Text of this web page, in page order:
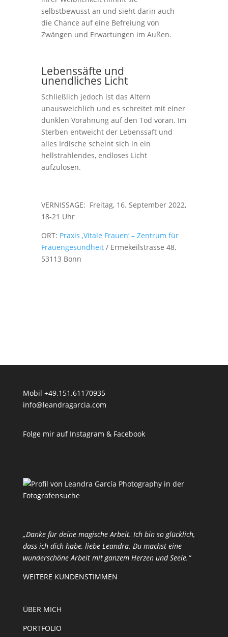
selbstbewusst an und sieht darin auch
die Chance auf eine Befreiung von
Zwängen und Erwartungen im Außen.
Lebenssäfte und
unendliches Licht
Schließlich jedoch ist das Altern
unausweichlich und es schreitet mit einer
dunklen Vorahnung auf den Tod voran. Im
Sterben entweicht der Lebenssaft und
alles Irdische scheint sich in ein
hellstrahlendes, endloses Licht
aufzulösen.
VERNISSAGE: Freitag, 16. September 2022,
18-21 Uhr
ORT: Praxis ‚Vitale Frauen‘ – Zentrum für
Frauengesundheit/ Ermekeilstrasse 48,
53113 Bonn
Mobil +49.151.61170935
info@leandragarcia.com
Folge mir auf Instagram & Facebook
„Danke für deine magische Arbeit. Ich bin so glücklich,
dass ich dich habe, liebe Leandra. Du machst eine
wunderschöne Arbeit mit ganzem Herzen und Seele.“
WEITERE KUNDENSTIMMEN
ÜBER MICH
PORTFOLIO